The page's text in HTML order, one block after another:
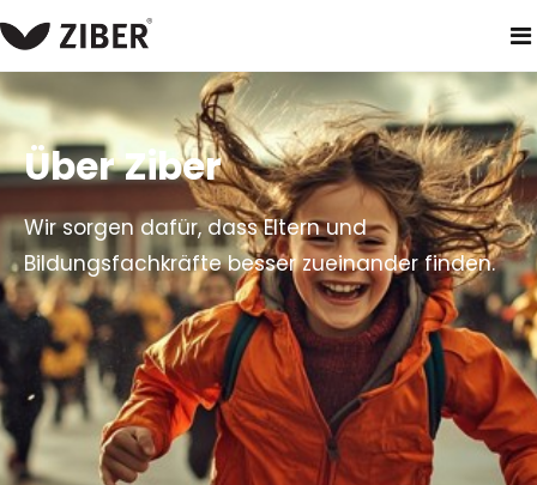
heim über ziber
Über Ziber
Wir sorgen dafür, dass Eltern und
Bildungsfachkräfte besser zueinander finden.